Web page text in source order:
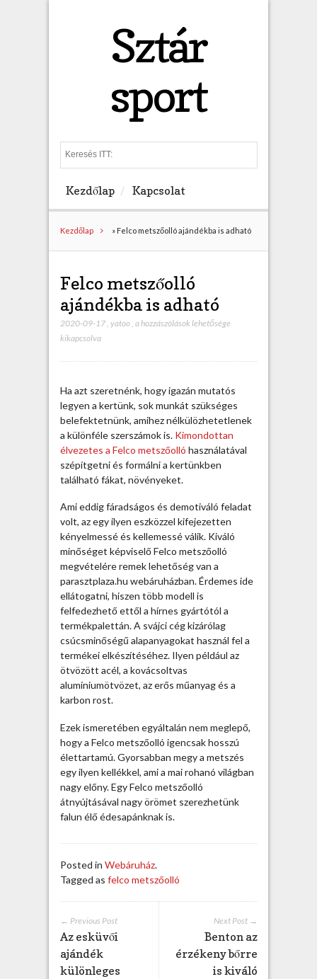
Sztár
sport
e
h
Kezdőlap Kapcsolat
Kezdőlap » Felco metszőolló ajándékba is adható
Felco metszőolló
ajándékba is adható
2020-09-17, yatoo, F
m
e
t
s
z
ő
o
l
d
é
k
b
d
h
a
t
ó
b
e
e
é
a hozzászólások lehetősége
kikapcsolva
Ha azt szeretnénk, hogy igazán mutatós
legyen a kertünk, sok munkát szükséges
belefektetnünk, amihez nélkülözhetetlenek
a különféle szerszámok is. Kimondottan
élvezetes a Felco metszőolló használatával
szépítgetni és formálni a kertünkben
található fákat, növényeket.
Ami eddig fáradságos és demotiváló feladat
volt, az egy ilyen eszközzel kifejezetten
kényelmessé és kellemessé válik. Kiváló
minőséget képviselő Felco metszőolló
megvételére remek lehetőség van a
parasztplaza.hu webáruházban. Érdemes ide
ellátogatni, hiszen több modell is
felfedezhető ettől a hírnes gyártótól a
termékpalettán.A svájci cég kizárólag
csúcsminőségű alapanyagokat használ fel a
termékei elkészítéséhez. Ilyen például az
ötvözött acél, a kovácsoltvas
alumíniumötvözet, az erős műanyag és a
karbon rost.
Ezek ismeretében egyáltalán nem meglepő,
hogy a Felco metszőolló igencsak hosszú
élettartamú. Gyorsabban megy a metszés
egy ilyen kellékkel, ami a mai rohanó világban
nagy előny. Egy Felco metszőolló
átnyújtásával nagy örömet szerezhetünk
falun élő édesapánknak is.
Posted in Webáruház.
Tagged as felco metszőolló
Next Post →
Benton az
érzékeny bőrre
is kiváló
← Previous Post
Az esküvői
ajándék
különleges